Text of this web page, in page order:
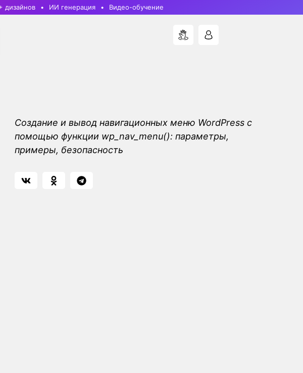
дизайнов ИИ генерация Видео-обучение
Создание и вывод навигационных меню WordPress с
помощью функции wp_nav_menu(): параметры,
примеры, безопасность